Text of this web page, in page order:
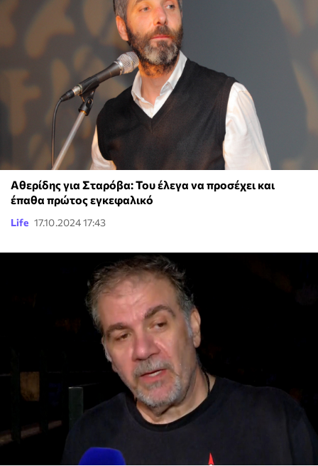
Αθερίδης για Σταρόβα: Του έλεγα να προσέχει και
έπαθα πρώτος εγκεφαλικό
Life 17.10.2024 17:43